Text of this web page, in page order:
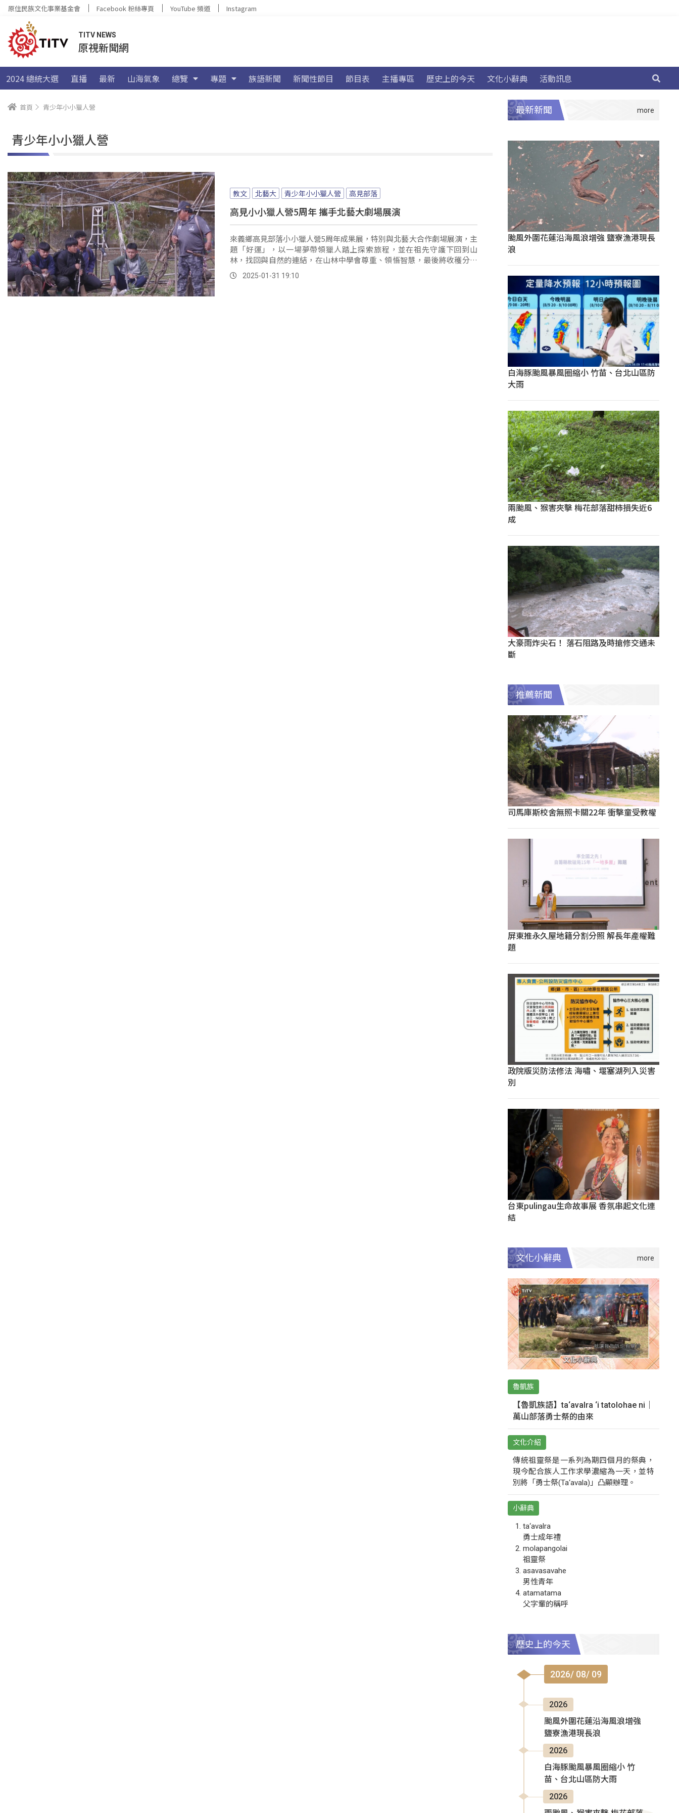
原住民族文化事業基金會 Facebook 粉絲專頁 YouTube 頻道 Instagram
TITV NEWS
原視新聞網
2024 總統大選 直播 最新 山海氣象 總覽 專題 族語新聞 新聞性節目 節目表 主播專區 歷史上的今天 文化小辭典 活動訊息
首頁 青少年小小獵人營
青少年小小獵人營
教文 北藝大 青少年小小獵人營 高見部落
高見小小獵人營5周年 攜手北藝大劇場展演
來義鄉高見部落小小獵人營5周年成果展，特別與北藝大合作劇場展演，主
題「好運」，以一場夢帶領獵人踏上探索旅程，並在祖先守護下回到山
林，找回與自然的連結，在山林中學會尊重、領悟智慧，最後將收穫分享
給部落。
2025-01-31 19:10
最新新聞
颱風外圍花蓮沿海風浪增強 鹽寮漁港現長
浪
白海豚颱風暴風圈縮小 竹苗、台北山區防
大雨
兩颱風、猴害夾擊 梅花部落甜柿損失近6
成
大豪雨炸尖石！ 落石阻路及時搶修交通未
斷
推薦新聞
司馬庫斯校舍無照卡關22年 衝擊童受教權
屏東推永久屋地籍分割分照 解長年產權難
題
政院版災防法修法 海嘯、堰塞湖列入災害
別
台東pulingau生命故事展 香氛串起文化連
結
文化小辭典
魯凱族
【魯凱族語】ta‘avalra ‘i tatolohae ni｜
萬山部落勇士祭的由來
文化介紹
傳統祖靈祭是一系列為期四個月的祭典，
現今配合族人工作求學濃縮為一天，並特
別將「勇士祭(Ta‘avala)」凸顯辦理。
小辭典
ta‘avalra
勇士成年禮
molapangolai
祖靈祭
asavasavahe
男性青年
atamatama
父字輩的稱呼
歷史上的今天
2026/ 08/ 09
2026
颱風外圍花蓮沿海風浪增強
鹽寮漁港現長浪
2026
白海豚颱風暴風圈縮小 竹
苗、台北山區防大雨
2026